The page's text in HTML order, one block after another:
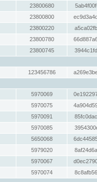
23800680
23800800
23800220
23800780
23800745
123456786
5970069
5970075
5970091
5970085
5650068
5979020
5970067
5970074